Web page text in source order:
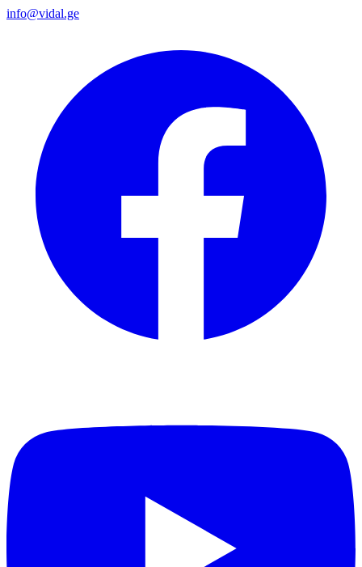
info@vidal.ge